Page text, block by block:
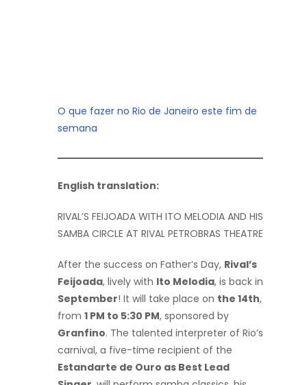
O que fazer no Rio de Janeiro este fim de
semana
English translation:
RIVAL’S FEIJOADA WITH ITO MELODIA AND HIS
SAMBA CIRCLE AT RIVAL PETROBRAS THEATRE
After the success on Father’s Day, Rival’s
Feijoada, lively with Ito Melodia, is back in
September! It will take place on the 14th,
from 1 PM to 5:30 PM, sponsored by
Granfino. The talented interpreter of Rio’s
carnival, a five-time recipient of the
Estandarte de Ouro as Best Lead